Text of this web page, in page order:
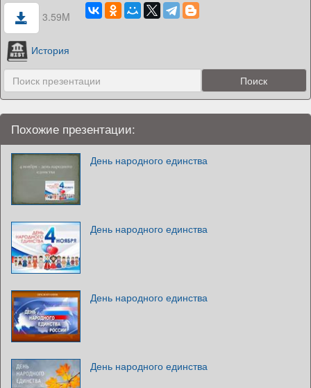
3.59M
История
Похожие презентации:
День народного единства
День народного единства
День народного единства
День народного единства